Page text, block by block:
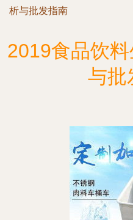
析与批发指南
2019食品饮
与批